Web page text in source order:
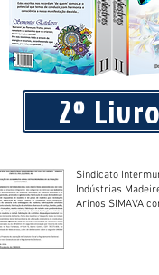
que requereu
2º
Sindicato
Indústrias
Arinos SIMAVA convoca à